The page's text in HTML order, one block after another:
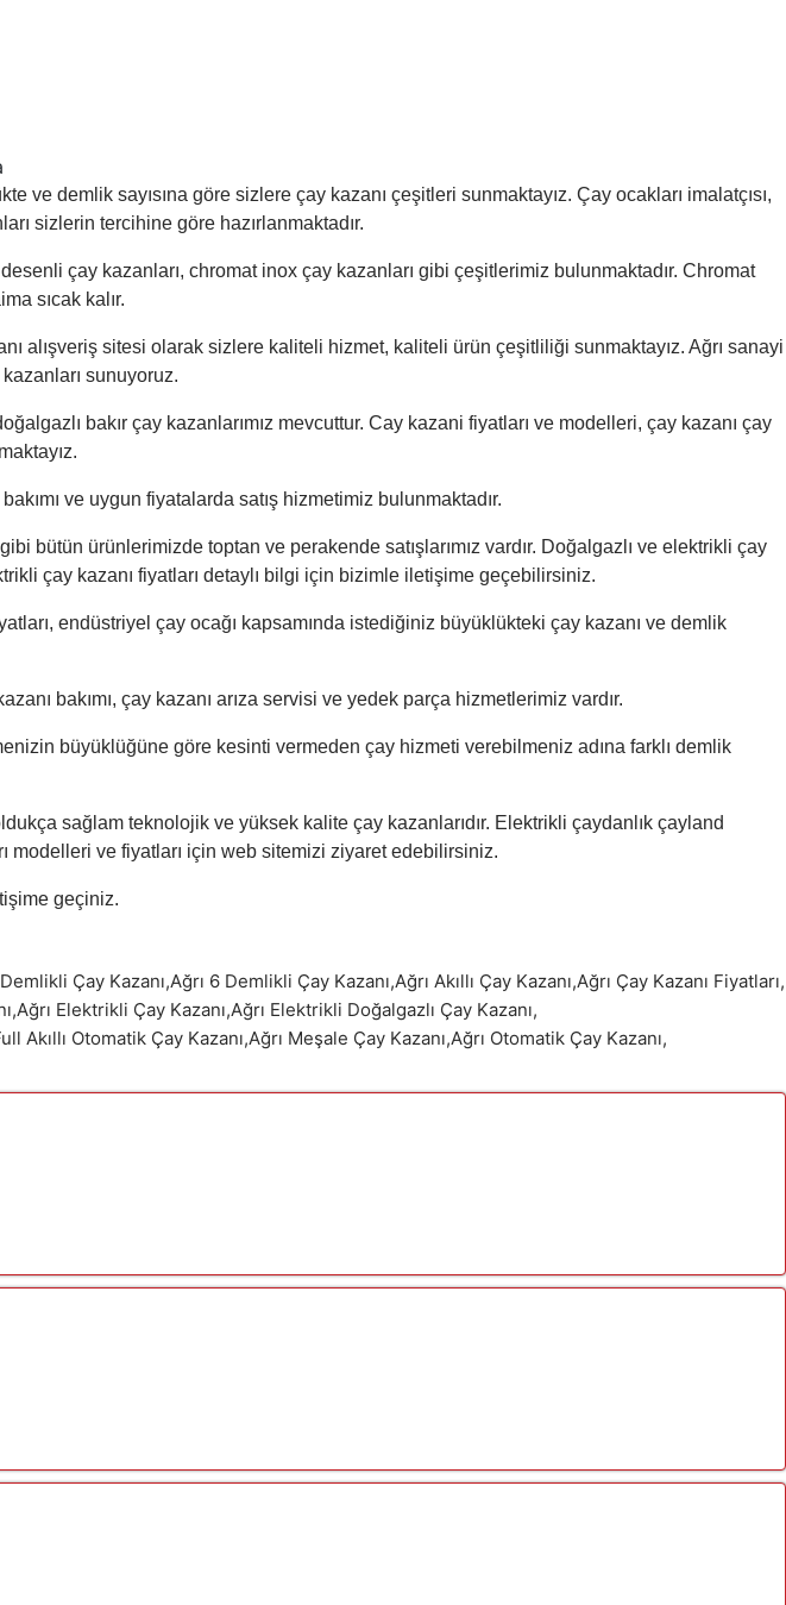
ve demlik sayısına göre sizlere çay kazanı çeşitleri sunmaktayız. Çay ocakları imalatçısı,
sizlerin tercihine göre hazırlanmaktadır.
çay kazanları, chromat inox çay kazanları gibi çeşitlerimiz bulunmaktadır. Chromat
sıcak kalır.
alışveriş sitesi olarak sizlere kaliteli hizmet, kaliteli ürün çeşitliliği sunmaktayız. Ağrı sanayi
sunuyoruz.
bakır çay kazanlarımız mevcuttur. Cay kazani fiyatları ve modelleri, çay kazanı çay
ve uygun fiyatalarda satış hizmetimiz bulunmaktadır.
bütün ürünlerimizde toptan ve perakende satışlarımız vardır. Doğalgazlı ve elektrikli çay
çay kazanı fiyatları detaylı bilgi için bizimle iletişime geçebilirsiniz.
endüstriyel çay ocağı kapsamında istediğiniz büyüklükteki çay kazanı ve demlik
bakımı, çay kazanı arıza servisi ve yedek parça hizmetlerimiz vardır.
büyüklüğüne göre kesinti vermeden çay hizmeti verebilmeniz adına farklı demlik
sağlam teknolojik ve yüksek kalite çay kazanlarıdır. Elektrikli çaydanlık çayland
modelleri ve fiyatları için web sitemizi ziyaret edebilirsiniz.
geçiniz.
Çay Kazanı,Ağrı 6 Demlikli Çay Kazanı,Ağrı Akıllı Çay Kazanı,Ağrı Çay Kazanı Fiyatları,
,Ağrı Elektrikli Çay Kazanı,Ağrı Elektrikli Doğalgazlı Çay Kazanı,
Akıllı Otomatik Çay Kazanı,Ağrı Meşale Çay Kazanı,Ağrı Otomatik Çay Kazanı,